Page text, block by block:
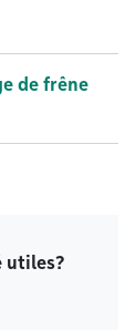
de frêne
utiles?